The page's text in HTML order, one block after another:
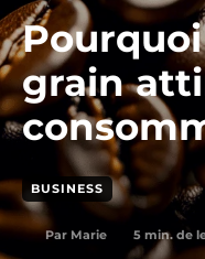
grain
BUSINESS
Par Marie 5 min. de